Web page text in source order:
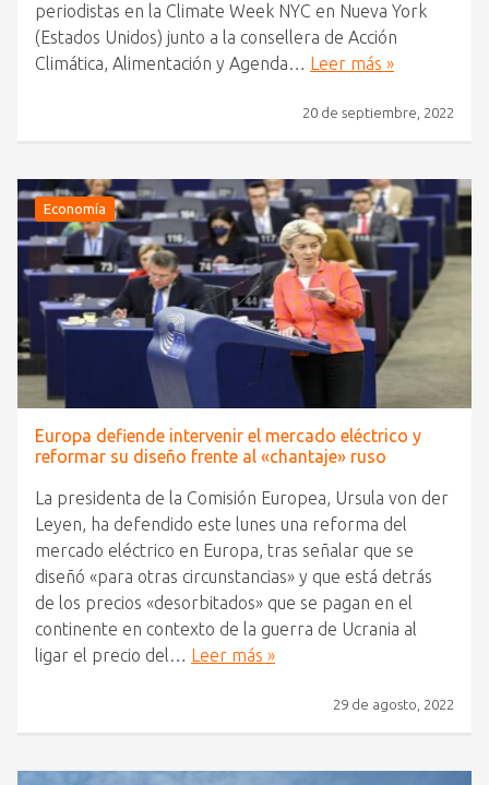
periodistas en la Climate Week NYC en Nueva York
(Estados Unidos) junto a la consellera de Acción
Climática, Alimentación y Agenda… Leer más »
20 de septiembre, 2022
Economía
Europa defiende intervenir el mercado eléctrico y
reformar su diseño frente al «chantaje» ruso
La presidenta de la Comisión Europea, Ursula von der
Leyen, ha defendido este lunes una reforma del
mercado eléctrico en Europa, tras señalar que se
diseñó «para otras circunstancias» y que está detrás
de los precios «desorbitados» que se pagan en el
continente en contexto de la guerra de Ucrania al
ligar el precio del… Leer más »
29 de agosto, 2022